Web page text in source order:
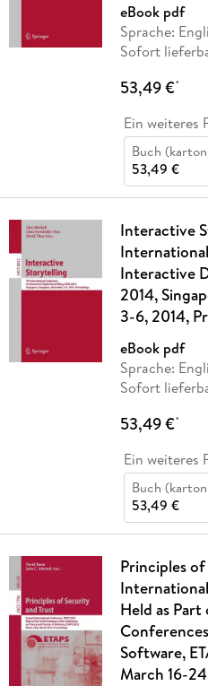
eBook pdf
Sprache:
Sofort
53,49 €*
Ein weiteres
Buch
53,49 €
Interactive
Interactive
2014,
3-6, 2014,
eBook pdf
Sprache:
Sofort
53,49 €*
Ein weiteres
Buch
53,49 €
Principles
Held as
Software,
March 16-